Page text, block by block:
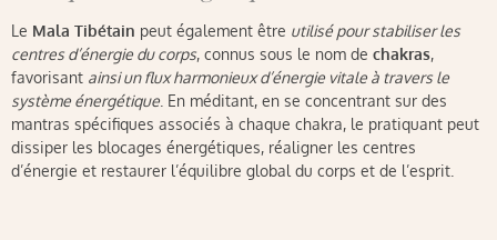
Le Mala Tibétain peut également être utilisé pour stabiliser les
centres d’énergie du corps, connus sous le nom de chakras,
favorisant ainsi un flux harmonieux d’énergie vitale à travers le
système énergétique . En méditant, en se concentrant sur des
mantras spécifiques associés à chaque chakra, le pratiquant peut
dissiper les blocages énergétiques, réaligner les centres
d’énergie et restaurer l’équilibre global du corps et de l’esprit.